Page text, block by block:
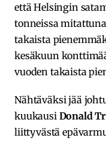
että Helsingin
tonneissa
takaista
kesäkuun
vuoden takaista
Nähtäväksi jää
kuukausi Donald
liittyvästä